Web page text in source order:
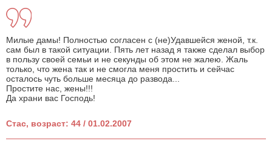
Милые дамы! Полностью согласен с (не)Удавшейся женой, т.к.
сам был в такой ситуации. Пять лет назад я также сделал выбор
в пользу своей семьи и не секунды об этом не жалею. Жаль
только, что жена так и не смогла меня простить и сейчас
осталось чуть больше месяца до развода...
Простите нас, жены!!!
Да храни вас Господь!
Стас, возраст: 44 / 01.02.2007